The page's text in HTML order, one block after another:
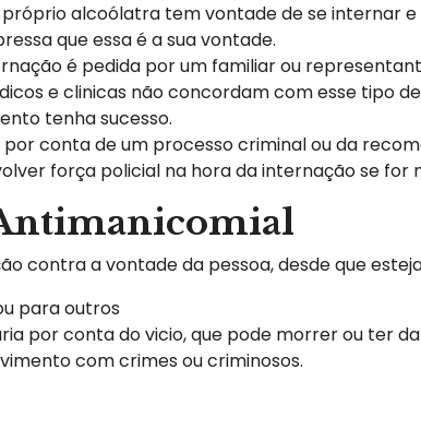
alcoólatra tem vontade de se internar
que essa é a sua vontade.
é pedida por um familiar ou
e clinicas não concordam com esse tipo
tenha sucesso.
por conta de um processo criminal ou da
força policial na hora da internação se for
contra a vontade da pessoa, desde que
para outros
por conta do vicio, que pode morrer ou ter
com crimes ou criminosos.